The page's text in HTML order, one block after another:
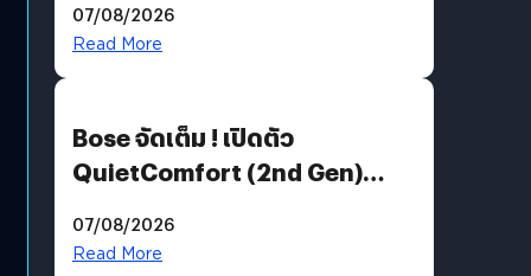
มีภาษาไทยด้วย
07/08/2026
Read More
Bose จัดเต็ม ! เปิดตัว
QuietComfort (2nd Gen)
07/08/2026
Read More